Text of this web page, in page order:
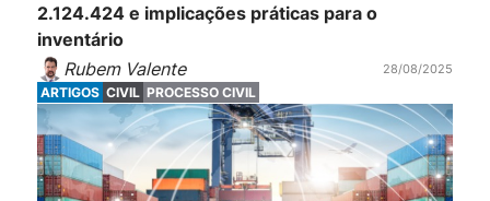
2.124.424 e implicações práticas para o
inventário
Rubem Valente
28/08/2025
ARTIGOS CIVIL PROCESSO CIVIL